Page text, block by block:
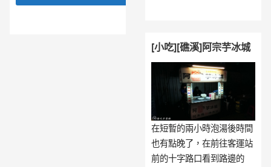
[小吃][礁溪]阿宗芋冰城
在短暫的兩小時泡湯後時間
也有點晚了，在前往客運站
前的十字路口看到路邊的